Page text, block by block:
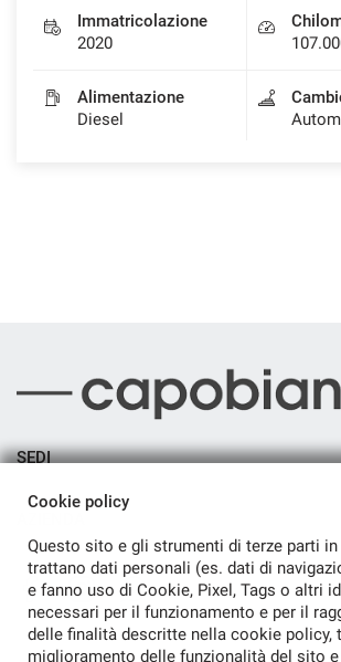
Immatricolazione
2020
Alimentazione
Diesel
SEDI
Sede di Arsago Seprio
Azienda
Contatti
Cookie policy
Questo sito e gli strumenti di terze parti
trattano dati personali (es. dati di
e fanno uso di Cookie, Pixel, Tags o altri
necessari per il funzionamento e per il
delle finalità descritte nella cookie policy,
miglioramento delle funzionalità del sito
ottenere
maggiori
informazioni
Puoi
rivedere
modificare
tue
in
qualsiasi
momento.